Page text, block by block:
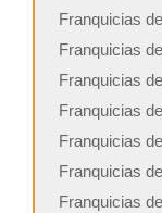
Franquicias
Franquicias
Franquicias
Franquicias
Franquicias
Franquicias
Franquicias